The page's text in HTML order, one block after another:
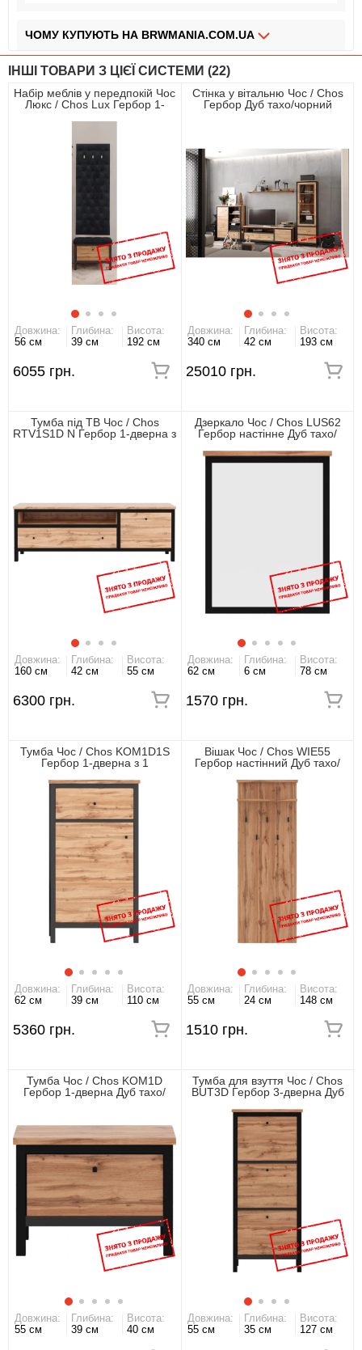
ЧОМУ КУПУЮТЬ НА BRWMANIA.COM.UA
МЕБЛІ НА БУДЬ ЯКИЙ СМАК
ДОСТАВКА ЗА 2 ДНІ
СПЛАЧУЙ АВАНС, А РЕШТУ ПРИ ОТРИМАННІ
99,9% ЗАДОВОЛЕНИХ КЛІЄНТІВ
ІНШІ ТОВАРИ З ЦІЄЇ СИСТЕМИ (22)
Набір меблів у передпокій Чос
Люкс / Chos Lux Гербор 1-
Довжина:
56 см
Глибина:
39 см
Висота:
192 см
6055 грн.
Стінка у вітальню Чос / Chos
Гербор Дуб тахо/чорний
Довжина:
340 см
Глибина:
42 см
Висота:
193 см
25010 грн.
Тумба під ТВ Чос / Chos
RTV1S1D N Гербор 1-дверна з
Довжина:
160 см
Глибина:
42 см
Висота:
55 см
6300 грн.
Дзеркало Чос / Chos LUS62
Гербор настінне Дуб тахо/
Довжина:
62 см
Глибина:
6 см
Висота:
78 см
1570 грн.
Тумба Чос / Chos KOM1D1S
Гербор 1-дверна з 1
Довжина:
62 см
Глибина:
39 см
Висота:
110 см
5360 грн.
Вішак Чос / Chos WIE55
Гербор настінний Дуб тахо/
Довжина:
55 см
Глибина:
24 см
Висота:
148 см
1510 грн.
Тумба Чос / Chos KOM1D
Гербор 1-дверна Дуб тахо/
Довжина:
55 см
Глибина:
39 см
Висота:
40 см
Тумба для взуття Чос / Chos
BUT3D Гербор 3-дверна Дуб
Довжина:
55 см
Глибина:
35 см
Висота:
127 см